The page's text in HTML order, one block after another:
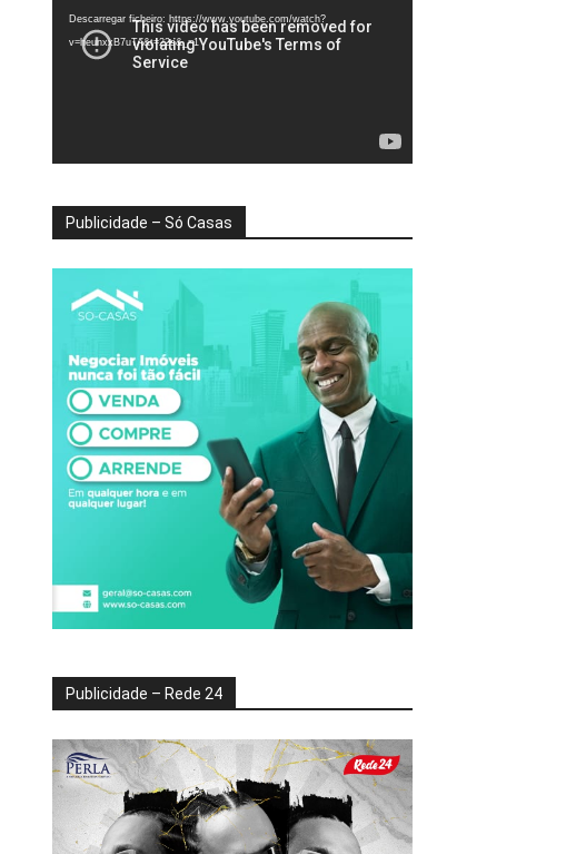
vídeo
Descarregar ficheiro: https://www.youtube.com/watch?
v=heunxxB7uTA&t=22s&_=1
Publicidade – Só Casas
Publicidade – Rede 24